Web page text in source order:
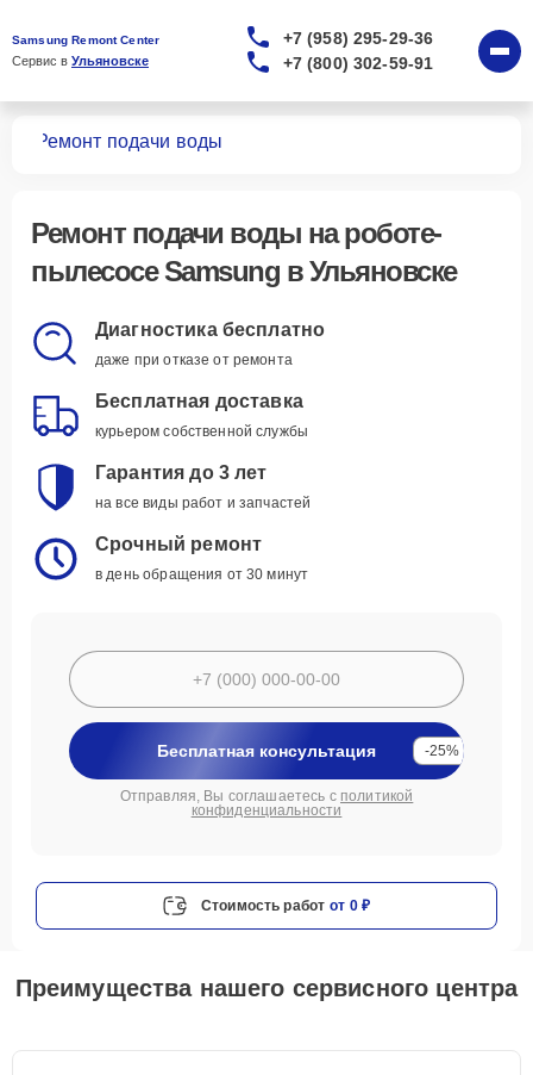
Samsung Remont Center
Сервис в Ульяновске
+7 (958) 295-29-36
+7 (800) 302-59-91
Ремонт подачи воды
Ремонт подачи воды на роботе-
пылесосе Samsung в Ульяновске
Диагностика бесплатно
даже при отказе от ремонта
Бесплатная доставка
курьером собственной службы
Гарантия до 3 лет
на все виды работ и запчастей
Срочный ремонт
в день обращения от 30 минут
Бесплатная консультация -25%
Отправляя, Вы соглашаетесь с политикой
конфиденциальности
Стоимость работ от 0 ₽
Преимущества нашего сервисного центра